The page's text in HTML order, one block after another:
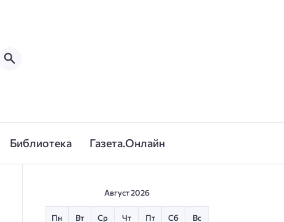
Библиотека Газета.Онлайн
Август 2026
Пн Вт Ср Чт Пт Сб Вс